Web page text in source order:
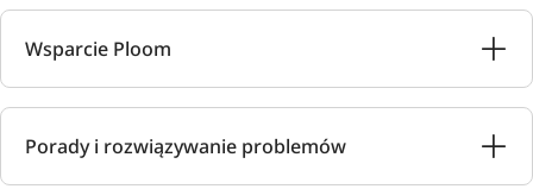
Wsparcie Ploom
Porady i rozwiązywanie problemów